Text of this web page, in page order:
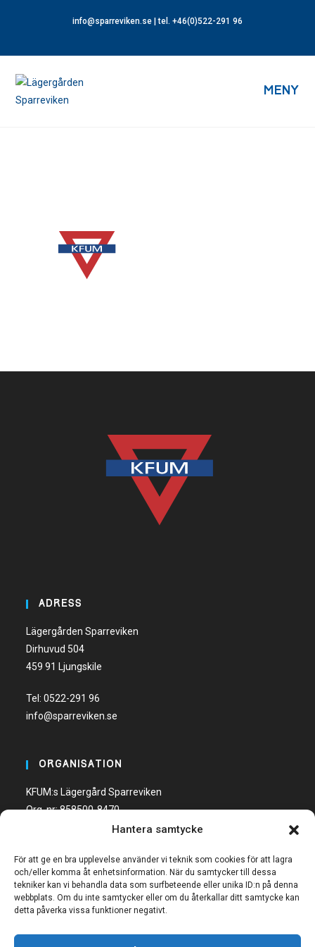
Hantera samtycke
För att ge en bra upplevelse använder vi teknik som cookies för att lagra
och/eller komma åt enhetsinformation. När du samtycker till dessa
tekniker kan vi behandla data som surfbeteende eller unika ID:n på denna
webbplats. Om du inte samtycker eller om du återkallar ditt samtycke kan
detta påverka vissa funktioner negativt.
info@sparreviken.se | tel. +46(0)522-291 96
MENY
ADRESS
Lägergården Sparreviken
Dirhuvud 504
459 91 Ljungskile
Tel:0522-291 96
info@sparreviken.se
ORGANISATION
KFUM:s Lägergård Sparreviken
Org. nr: 858500-8470